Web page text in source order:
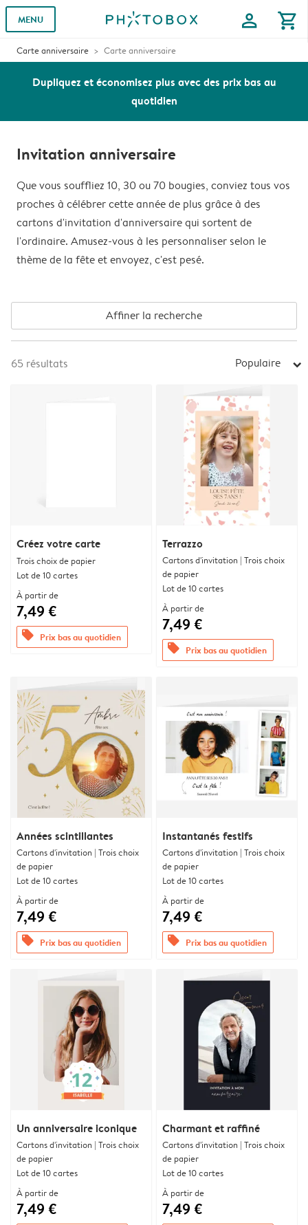
MENU profile shopping_cart
Carte anniversaire Carte anniversaire
Dupliquez et économisez plus avec des prix bas au
quotidien
Invitation anniversaire
Que vous souffliez 10, 30 ou 70 bougies, conviez tous vos
proches à célébrer cette année de plus grâce à des
cartons d'invitation d'anniversaire qui sortent de
l'ordinaire. Amusez-vous à les personnaliser selon le
thème de la fête et envoyez, c'est pesé.
Affiner la recherche
65 résultats Populaire arrow_right
Créez votre carte
Trois choix de papier
Lot de 10 cartes
À partir de
7,49 €
offers Prix bas au quotidien
Terrazzo
Cartons d'invitation | Trois choix
de papier
Lot de 10 cartes
À partir de
7,49 €
offers Prix bas au quotidien
Années scintillantes
Cartons d'invitation | Trois choix
de papier
Lot de 10 cartes
À partir de
7,49 €
offers Prix bas au quotidien
Instantanés festifs
Cartons d'invitation | Trois choix
de papier
Lot de 10 cartes
À partir de
7,49 €
offers Prix bas au quotidien
Un anniversaire iconique
Cartons d'invitation | Trois choix
de papier
Lot de 10 cartes
À partir de
7,49 €
Charmant et raffiné
Cartons d'invitation | Trois choix
de papier
Lot de 10 cartes
À partir de
7,49 €